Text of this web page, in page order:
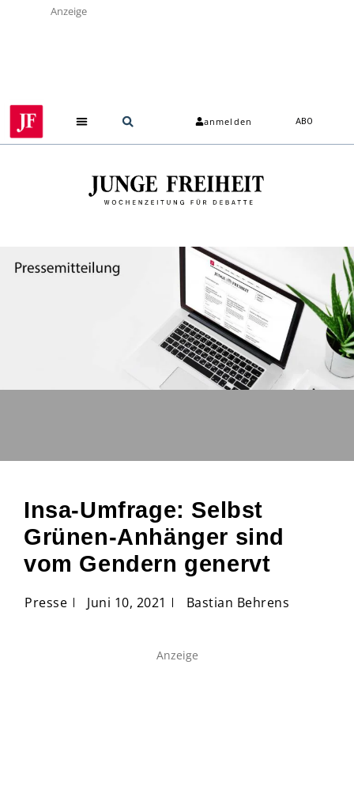
Anzeige
anmelden ABO
Insa-Umfrage: Selbst
Grünen-Anhänger sind
vom Gendern genervt
Presse Juni 10, 2021 Bastian Behrens
Anzeige